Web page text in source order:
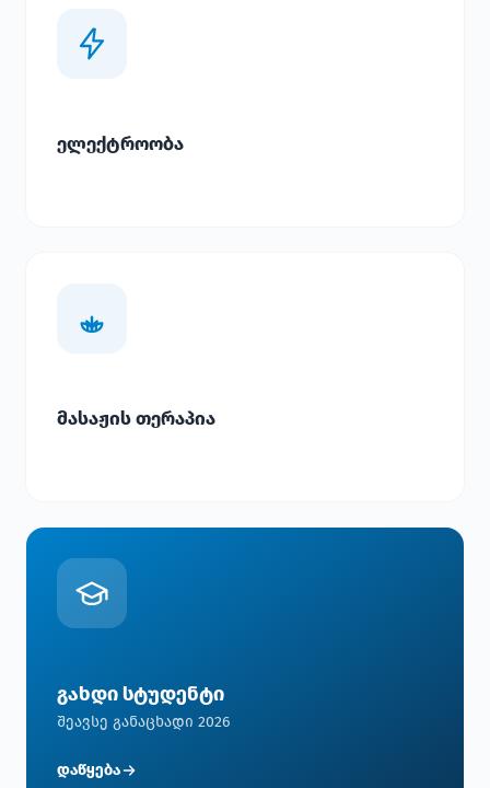
ელექტროობა
მასაჟის თერაპია
გახდი სტუდენტი
შეავსე განაცხადი 2026
დაწყება